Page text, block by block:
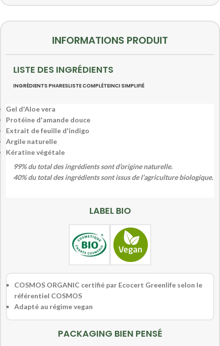
INFORMATIONS PRODUIT
LISTE DES INGRÉDIENTS
INGRÉDIENTS PHARESLISTE COMPLÈTEINCI SIMPLIFIÉ
Gel d'Aloe vera
Protéine d'amande douce
Extrait de feuille d'indigo
Argile naturelle
Kératine végétale
99% du total des ingrédients sont d’origine naturelle.
40% du total des ingrédients sont issus de l’agriculture biologique.
LABEL BIO
COSMOS ORGANIC certifié par Ecocert Greenlife selon le
référentiel COSMOS
Adapté au régime vegan
PACKAGING BIEN PENSÉ